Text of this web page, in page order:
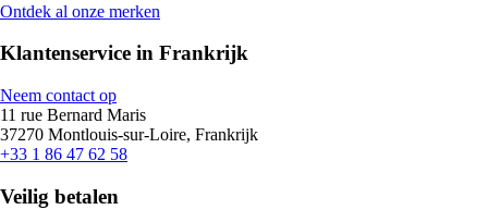
Ontdek al onze merken
Klantenservice in Frankrijk
Neem contact op
11 rue Bernard Maris
37270 Montlouis-sur-Loire, Frankrijk
+33 1 86 47 62 58
Veilig betalen